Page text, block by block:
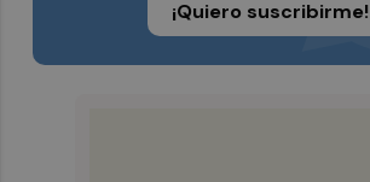
¡Quiero suscribirme!